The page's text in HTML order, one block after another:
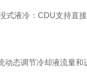
式液冷：CDU支持直
动态调节冷却液流量